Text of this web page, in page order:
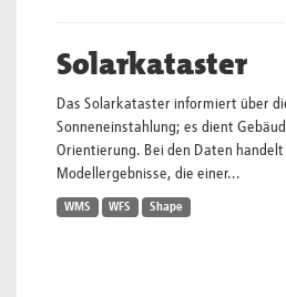
Solarkataster
Das Solarkataster informiert über
Sonneneinstahlung; es dient
Orientierung. Bei den Daten handelt
Modellergebnisse, die einer...
WMS WFS Shape